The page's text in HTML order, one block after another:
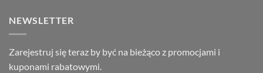
NEWSLETTER
Zarejestruj się teraz by być na bieżąco z promocjami i
kuponami rabatowymi.